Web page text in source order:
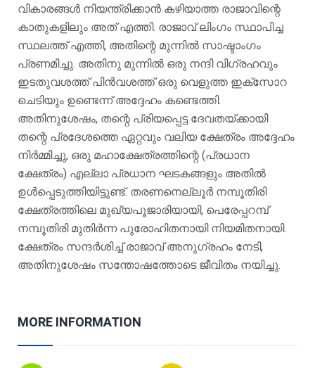
വികാരങ്ങൾ നിയന്ത്രിക്കാൻ കഴിയാത്ത രാജാവിന്റെ
കാതുകളിലും അത് എത്തി. രാജാവ് ലിംഗം സ്ഥാപിച്ച
സ്ഥലത്ത് എത്തി, അതിന്റെ മുന്നിൽ സാഷ്ടാംഗം
പ്രണമിച്ചു. അതിനു മുന്നിൽ ഒരു നന്ദി വിഗ്രഹവും
ഇടതുവശത്ത് പിൻവശത്ത് ഒരു വെളുത്ത ഇക്സോറ
ചെടിയും ഉണ്ടെന്ന് അദ്ദേഹം കണ്ടെത്തി.
അതിനുശേഷം, തന്റെ പ്രിയപ്പെട്ട ദേവതയ്ക്കായി
തന്റെ പ്രദേശത്തെ ഏറ്റവും വലിയ ക്ഷേത്രം അദ്ദേഹം
നിർമ്മിച്ചു, ഒരു മഹാക്ഷേത്രത്തിന്റെ (പ്രധാന
ക്ഷേത്രം) എല്ലാ പ്രധാന ഘടകങ്ങളും അതിൽ
ഉൾപ്പെടുത്തിയിട്ടുണ്ട്. തരണനെല്ലൂർ നമ്പൂതിരി
ക്ഷേത്രത്തിലെ മുഖ്യപൂജാരിയായി, പെരേപ്പറമ്പ്
നമ്പൂതിരി മുതിർന്ന പുരോഹിതനായി നിയമിതനായി.
ക്ഷേത്രം സന്ദർശിച്ച് രാജാവ് അനുഗ്രഹം നേടി,
അതിനുശേഷം സന്തോഷത്തോടെ ജീവിതം നയിച്ചു.
MORE INFORMATION